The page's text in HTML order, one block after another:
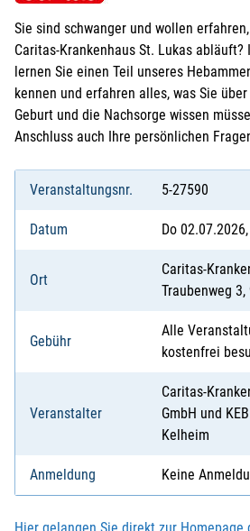
Sie sind schwanger und wollen
Caritas-Krankenhaus St. Lukas
lernen Sie einen Teil unseres
kennen und erfahren alles, was Sie
Geburt und die Nachsorge wissen
Anschluss auch Ihre persönlichen
Veranstaltungsnr. 5-27590
Datum Do
Ort
Caritas-
Traubenweg
Gebühr
Alle
kostenfrei
Veranstalter
Caritas-
GmbH und
Kelheim
Anmeldung Keine